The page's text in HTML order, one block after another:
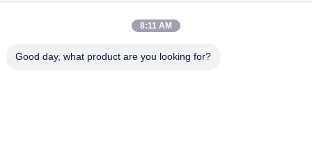
8:11 AM
Good day, what product are you looking for?